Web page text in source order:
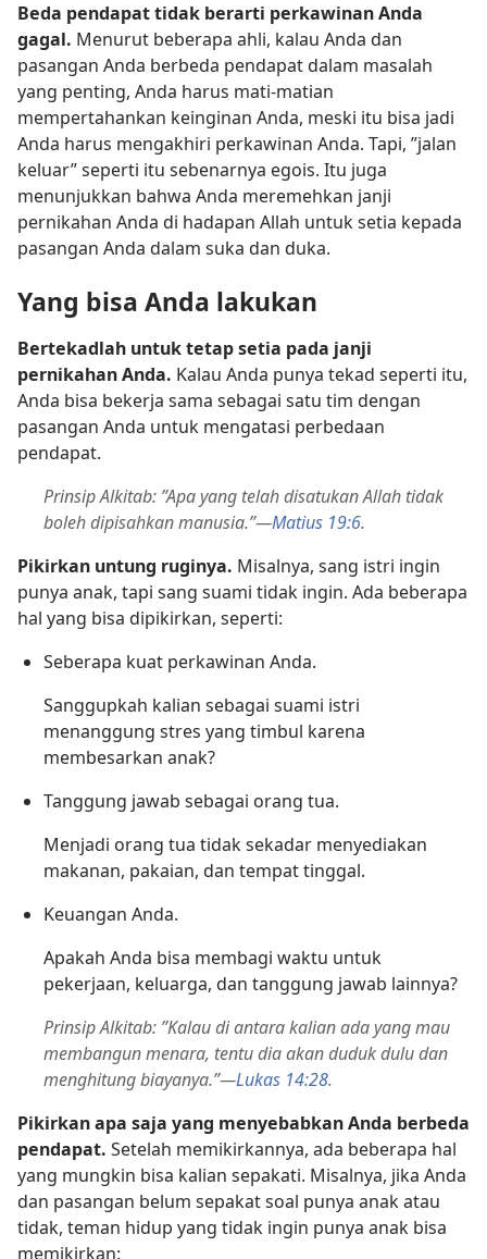
Beda pendapat tidak berarti perkawinan Anda
gagal. Menurut beberapa ahli, kalau Anda dan
pasangan Anda berbeda pendapat dalam masalah
yang penting, Anda harus mati-matian
mempertahankan keinginan Anda, meski itu bisa jadi
Anda harus mengakhiri perkawinan Anda. Tapi, ”jalan
keluar” seperti itu sebenarnya egois. Itu juga
menunjukkan bahwa Anda meremehkan janji
pernikahan Anda di hadapan Allah untuk setia kepada
pasangan Anda dalam suka dan duka.
Yang bisa Anda lakukan
Bertekadlah untuk tetap setia pada janji
pernikahan Anda. Kalau Anda punya tekad seperti itu,
Anda bisa bekerja sama sebagai satu tim dengan
pasangan Anda untuk mengatasi perbedaan
pendapat.
Prinsip Alkitab: ”Apa yang telah disatukan Allah tidak
boleh dipisahkan manusia.”​—Matius 19:6.
Pikirkan untung ruginya. Misalnya, sang istri ingin
punya anak, tapi sang suami tidak ingin. Ada beberapa
hal yang bisa dipikirkan, seperti:
Seberapa kuat perkawinan Anda.
Sanggupkah kalian sebagai suami istri
menanggung stres yang timbul karena
membesarkan anak?
Tanggung jawab sebagai orang tua.
Menjadi orang tua tidak sekadar menyediakan
makanan, pakaian, dan tempat tinggal.
Keuangan Anda.
Apakah Anda bisa membagi waktu untuk
pekerjaan, keluarga, dan tanggung jawab lainnya?
Prinsip Alkitab: ”Kalau di antara kalian ada yang mau
membangun menara, tentu dia akan duduk dulu dan
menghitung biayanya.”​—Lukas 14:28.
Pikirkan apa saja yang menyebabkan Anda berbeda
pendapat. Setelah memikirkannya, ada beberapa hal
yang mungkin bisa kalian sepakati. Misalnya, jika Anda
dan pasangan belum sepakat soal punya anak atau
tidak, teman hidup yang tidak ingin punya anak bisa
memikirkan: